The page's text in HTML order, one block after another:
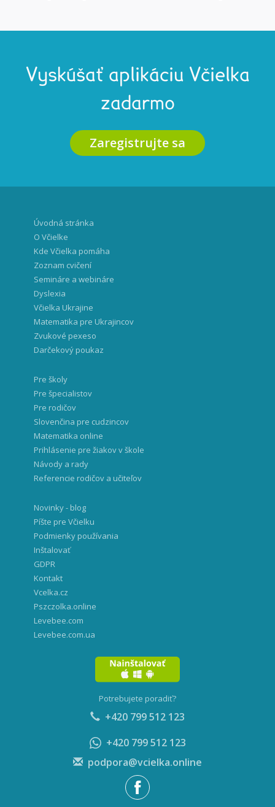
Vyskúšať aplikáciu Včielka
zadarmo
Zaregistrujte sa
Úvodná stránka
O Včielke
Kde Včielka pomáha
Zoznam cvičení
Semináre a webináre
Dyslexia
Včielka Ukrajine
Matematika pre Ukrajincov
Zvukové pexeso
Darčekový poukaz
Pre školy
Pre špecialistov
Pre rodičov
Slovenčina pre cudzincov
Matematika online
Prihlásenie pre žiakov v škole
Návody a rady
Referencie rodičov a učiteľov
Novinky - blog
Píšte pre Včielku
Podmienky používania
Inštalovať
GDPR
Kontakt
Vcelka.cz
Pszczolka.online
Levebee.com
Levebee.com.ua
Potrebujete poradiť?
+420 799 512 123
+420 799 512 123
podpora@vcielka.online